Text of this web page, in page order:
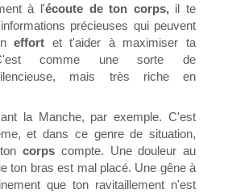
à l'écoute de ton corps,il te
précieuses qui peuvent
effort et t'aider à maximiser ta
comme une sorte de
mais très riche en
la Manche, par exemple. C'est
et dans ce genre de situation,
corps compte. Une douleur au
ton bras est mal placé. Une gêne à
que ton ravitaillement n'est